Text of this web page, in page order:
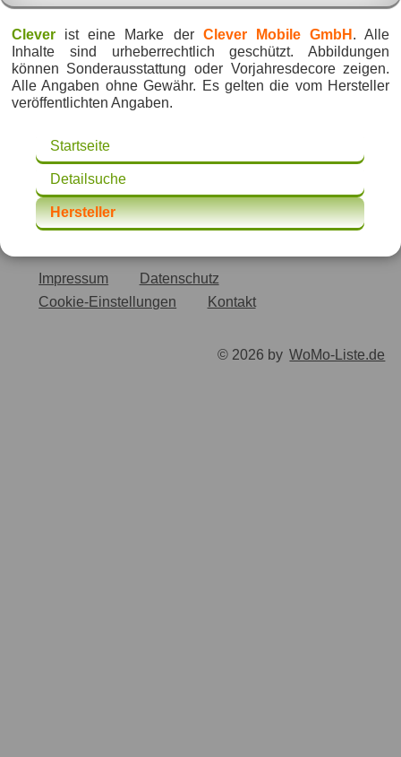
Cleverist eine Marke der Clever Mobile GmbH . Alle
Inhalte sind urheberrechtlich geschützt. Abbildungen
können Sonderausstattung oder Vorjahresdecore zeigen.
Alle Angaben ohne Gewähr. Es gelten die vom Hersteller
veröffentlichten Angaben.
Startseite
Detailsuche
Hersteller
Impressum
Datenschutz
Cookie-Einstellungen
Kontakt
© 2026 by WoMo-Liste.de